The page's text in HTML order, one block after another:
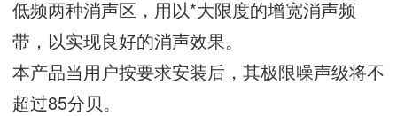
低频两种消声区，用以*大限度的增宽消声频
带，以实现良好的消声效果。
本产品当用户按要求安装后，其极限噪声级将不
超过85分贝。